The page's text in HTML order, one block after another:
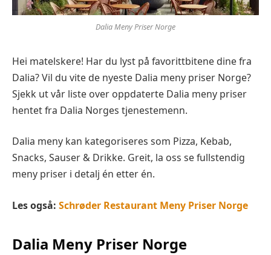
Dalia Meny Priser Norge
Hei matelskere! Har du lyst på favorittbitene dine fra
Dalia? Vil du vite de nyeste Dalia meny priser Norge?
Sjekk ut vår liste over oppdaterte Dalia meny priser
hentet fra Dalia Norges tjenestemenn.
Dalia meny kan kategoriseres som Pizza, Kebab,
Snacks, Sauser & Drikke. Greit, la oss se fullstendig
meny priser i detalj én etter én.
Les også: Schrøder Restaurant Meny Priser Norge
Dalia Meny Priser Norge